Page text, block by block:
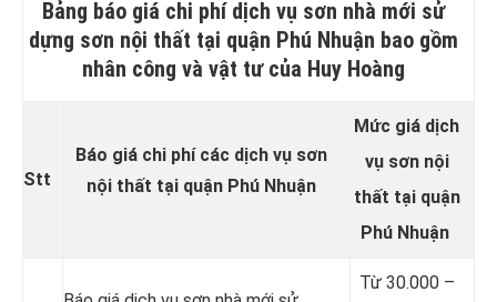
Bảng báo giá chi phí dịch vụ sơn nhà mới sử
dựng sơn nội thất tại quận Phú Nhuận bao gồm
nhân công và vật tư của Huy Hoàng
Stt
Báo giá chi phí các dịch vụ sơn
nội thất tại quận Phú Nhuận
Mức giá dịch
vụ sơn nội
thất tại quận
Phú Nhuận
Từ 30.000 –